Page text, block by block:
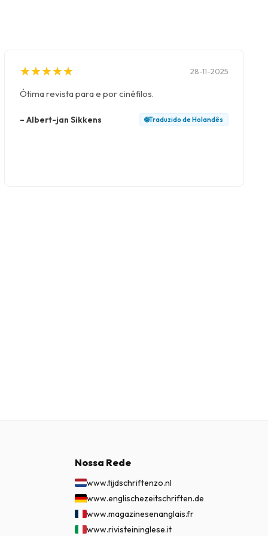
★
★★
★★
★★
★★
★ 28-11-2025
Ótima revista para e por cinéfilos.
– Albert-jan Sikkens 🌐Traduzido de Holandês
Nossa Rede
www.tijdschriftenzo.nl
www.englischezeitschriften.de
www.magazinesenanglais.fr
www.rivisteininglese.it